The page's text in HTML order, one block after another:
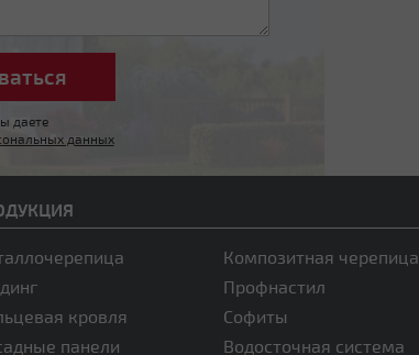
даете
данных
кровля
панели
Композитная черепица
Профнастил
Софиты
Водосточная система